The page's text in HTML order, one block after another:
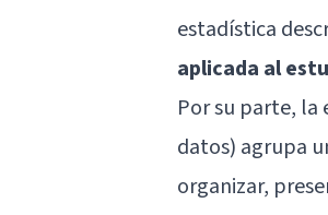
estadística
aplicada al
Por su parte,
datos) agrupa
organizar,